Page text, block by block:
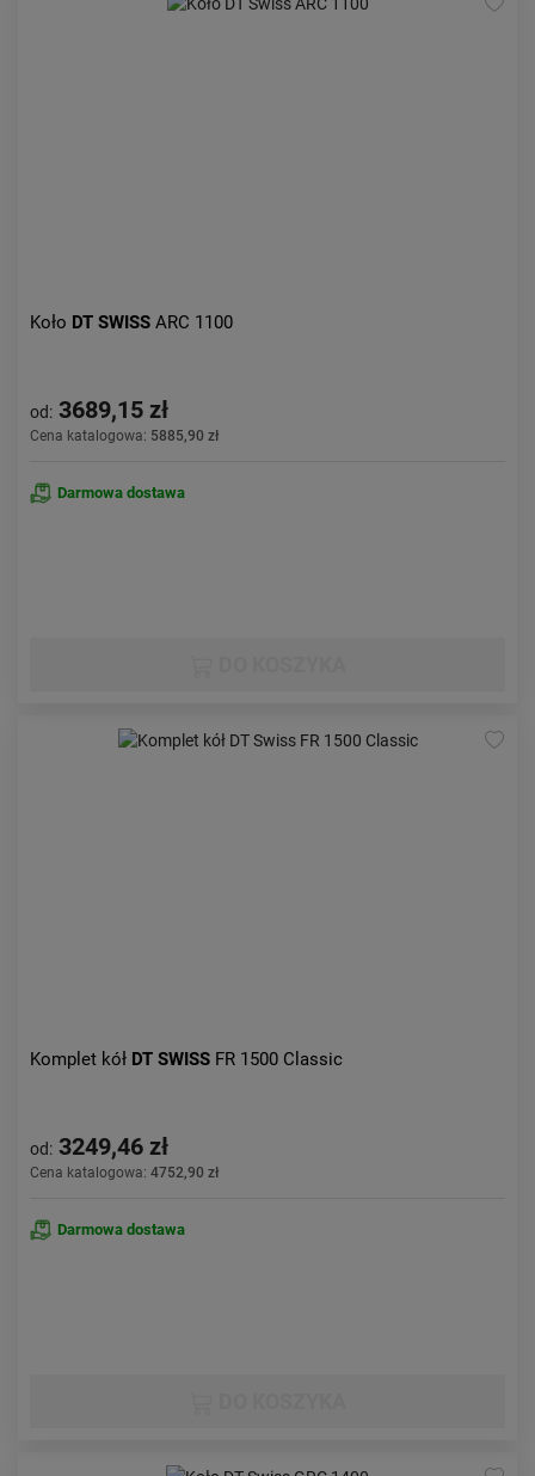
Koło DT SWISS ARC 1100
od: 3689,15 zł
Cena katalogowa: 5885,90 zł
Darmowa dostawa
Komplet kół DT SWISS FR 1500 Classic
od: 3249,46 zł
Cena katalogowa: 4752,90 zł
Darmowa dostawa